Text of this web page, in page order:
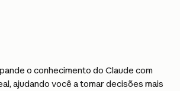
o conhecimento do Claude com
ajudando você a tomar decisões mais